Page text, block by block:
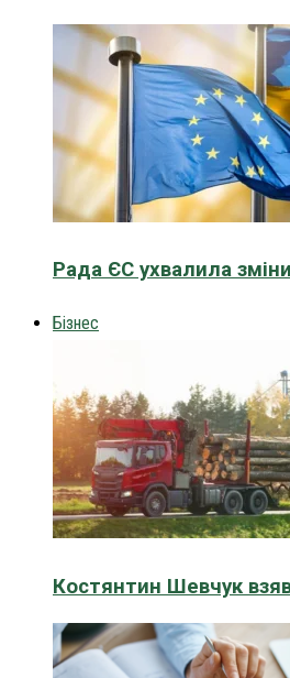
Рада ЄС ухвалила
Бізнес
Костянтин Шевчук